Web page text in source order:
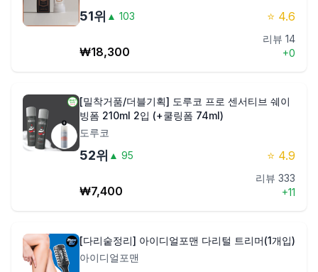
51위 ▲ 103 ⭐ 4.6
₩18,300
리뷰 14
+0
[밀착거품/더블기획] 도루코 프로 센서티브 쉐이
빙폼 210ml 2입 (+쿨링폼 74ml)
도루코
52위 ▲ 95 ⭐ 4.9
₩7,400
리뷰 333
+11
[다리숱정리] 아이디얼포맨 다리털 트리머(1개입)
아이디얼포맨